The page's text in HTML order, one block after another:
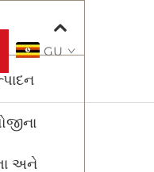
GU
અને